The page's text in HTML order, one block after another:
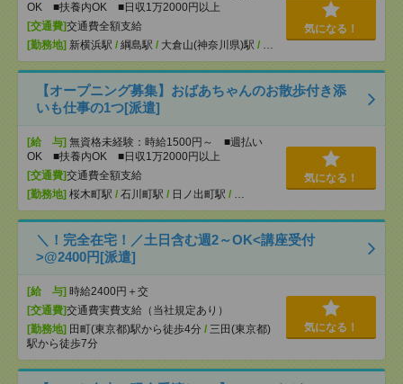
OK ■扶養内OK ■日収1万2000円以上
[交通費]交通費全額支給
[勤務地] 新横浜駅 / 綱島駅 / 大倉山(神奈川県)駅 / …
気になる！
【オープニング募集】おばあちゃんのお散歩付き添
いも仕事の1つ[派遣]
[給 与] 無資格未経験：時給1500円～ ■週払い
OK ■扶養内OK ■日収1万2000円以上
[交通費]交通費全額支給
[勤務地] 桜木町駅 / 石川町駅 / 日ノ出町駅 / …
気になる！
＼！完全在宅！／土日含む週2～OK<講座受付
>@2400円[派遣]
[給 与] 時給2400円＋交
[交通費]交通費実費支給（当社規定あり）
[勤務地] 田町(東京都)駅から徒歩4分 / 三田(東京都)
駅から徒歩7分
気になる！